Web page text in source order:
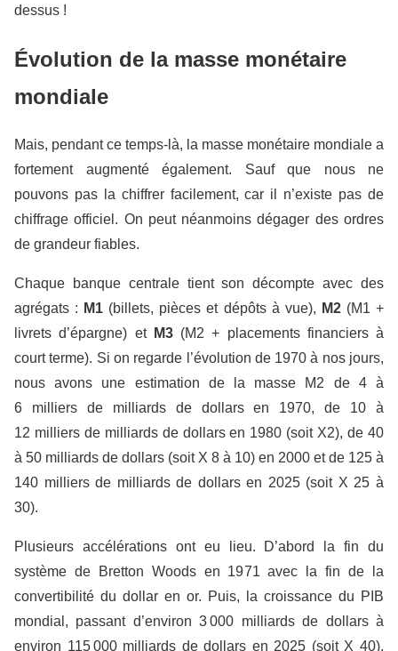
dessus !
Évolution de la masse monétaire
mondiale
Mais, pendant ce temps-là, la masse monétaire mondiale a
fortement augmenté également. Sauf que nous ne
pouvons pas la chiffrer facilement, car il n’existe pas de
chiffrage officiel. On peut néanmoins dégager des ordres
de grandeur fiables.
Chaque banque centrale tient son décompte avec des
agrégats : M1 (billets, pièces et dépôts à vue), M2(M1 +
livrets d’épargne) et M3(M2 + placements financiers à
court terme). Si on regarde l’évolution de 1970 à nos jours,
nous avons une estimation de la masse M2 de 4 à
6 milliers de milliards de dollars en 1970, de 10 à
12 milliers de milliards de dollars en 1980 (soit X2), de 40
à 50 milliards de dollars (soit X 8 à 10) en 2000 et de 125 à
140 milliers de milliards de dollars en 2025 (soit X 25 à
30).
Plusieurs accélérations ont eu lieu. D’abord la fin du
système de Bretton Woods en 1971 avec la fin de la
convertibilité du dollar en or. Puis, la croissance du PIB
mondial, passant d’environ 3 000 milliards de dollars à
environ 115 000 milliards de dollars en 2025 (soit X 40).